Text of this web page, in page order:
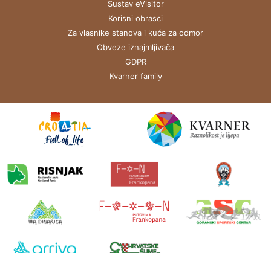
Sustav eVisitor
Korisni obrasci
Za vlasnike stanova i kuća za odmor
Obveze iznajmljivača
GDPR
Kvarner family